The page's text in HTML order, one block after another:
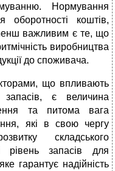
Нормування
оборотності коштів,
важливим є те, що
виробництва
до споживача.
що впливають
є величина
та питома вага
які в свою чергу
складського
рівень запасів для
гарантує надійність